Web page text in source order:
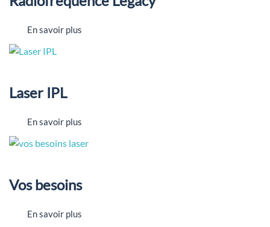
En savoir plus
Laser IPL
En savoir plus
Vos besoins
En savoir plus